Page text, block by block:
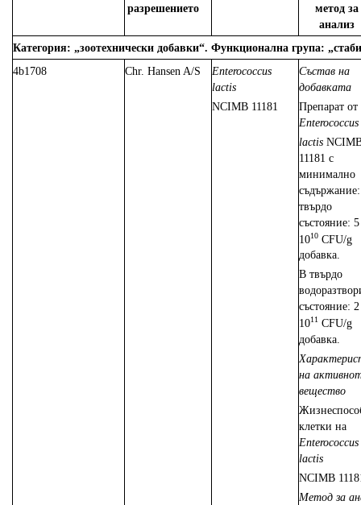
разрешението
метод за
анализ
Категория: „зоотехнически добавки“. Функционална група:
4b1708
Chr. Hansen A/S
Enterococcus
lactis
NCIMB 11181
Състав на
добавката
Препарат от
Enterococcus
lactis
11181 с
минимално
твърдо
състояние:
1010 CFU/g
добавка.
В твърдо
състояние:
1011 CFU/g
добавка.
на
вещество
клетки на
Enterococcus
lactis
NCIMB
Метод за